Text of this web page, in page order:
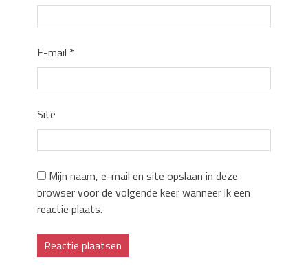
E-mail *
Site
Mijn naam, e-mail en site opslaan in deze
browser voor de volgende keer wanneer ik een
reactie plaats.